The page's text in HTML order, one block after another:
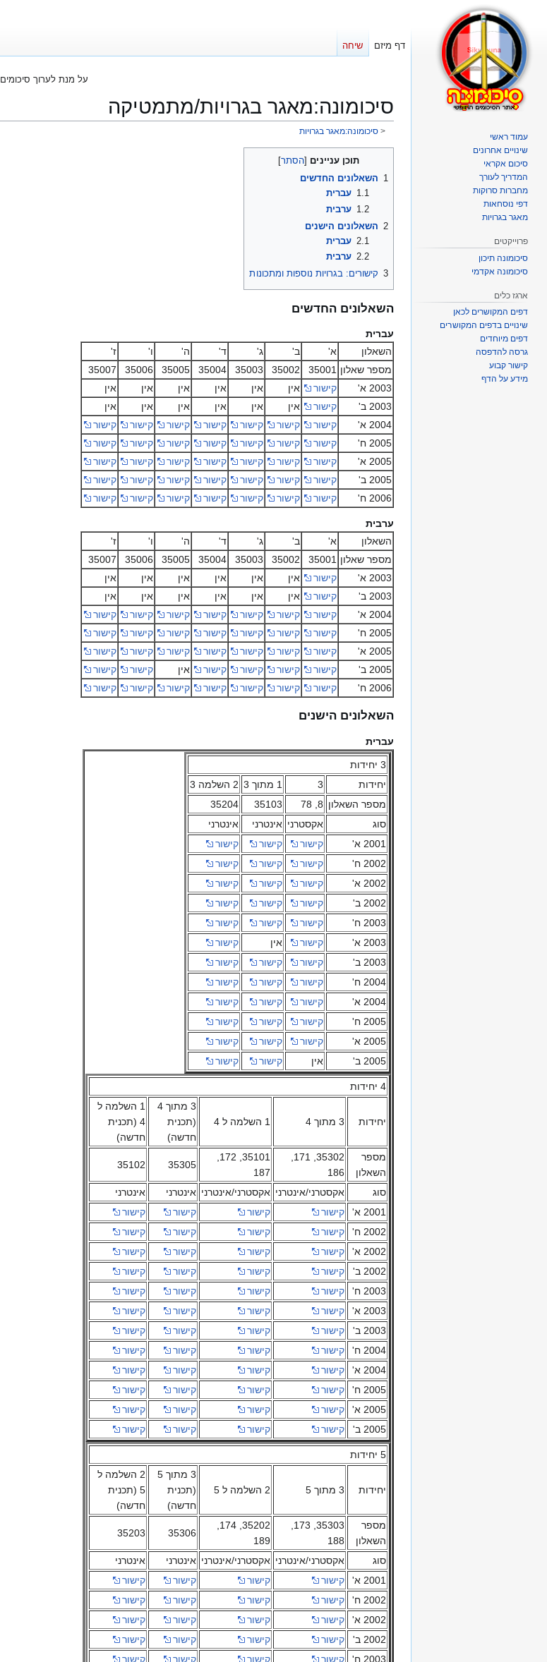
על מנת לערוך סיכומים
סיכומונה:מאגר בגרויות/מתמטיקה
< סיכומונה:מאגר בגרויות
תוכן עניינים
1 השאלונים החדשים
1.1 עברית
1.2 ערבית
2 השאלונים הישנים
2.1 עברית
2.2 ערבית
3 קישורים: בגרויות נוספות ומתכונות
השאלונים החדשים
עברית
השאלון
א' ב' ג' ד' ה' ו'
ז'
מספר שאלון 35001
35002
35003
35004
35005
35006
35007
2003 א'
קישור אין אין אין אין אין
אין
2003 ב'
קישור אין אין אין אין אין
אין
2004 א'
קישור קישור קישור קישור קישור קישור
קישור
2005 ח'
קישור קישור קישור קישור קישור קישור
קישור
2005 א'
קישור קישור קישור קישור קישור קישור
קישור
2005 ב'
קישור קישור קישור קישור קישור קישור
קישור
2006 ח'
קישור קישור קישור קישור קישור קישור קישור
ערבית
השאלון
א' ב' ג' ד' ה' ו'
ז'
מספר שאלון 35001
35002
35003
35004
35005
35006
35007
2003 א'
קישור אין אין אין אין אין
אין
2003 ב'
קישור אין אין אין אין אין
אין
2004 א'
קישור קישור קישור קישור קישור קישור
קישור
2005 ח'
קישור קישור קישור קישור קישור קישור
קישור
2005 א'
קישור קישור קישור קישור קישור קישור
קישור
2005 ב'
קישור קישור קישור קישור אין קישור
קישור
2006 ח'
קישור קישור קישור קישור קישור קישור קישור
השאלונים הישנים
עברית
3 יחידות
יחידות
3 1 מתוך 3
2 השלמה 3
מספר השאלון 8, 78
35103
35204
סוג
אקסטרני אינטרני
אינטרני
2001 א'
קישור קישור
קישור
2002 ח'
קישור קישור
קישור
2002 א'
קישור קישור
קישור
2002 ב'
קישור קישור
קישור
2003 ח'
קישור קישור
קישור
2003 א'
קישור אין
קישור
2003 ב'
קישור קישור
קישור
2004 ח'
קישור קישור
קישור
2004 א'
קישור קישור
קישור
2005 ח'
קישור קישור
קישור
2005 א'
קישור קישור
קישור
2005 ב'
אין קישור קישור
4 יחידות
יחידות 3 מתוך 4 1 השלמה ל 4
3 מתוך 4
(תכנית
חדשה)
1 השלמה ל
4 (תכנית
חדשה)
מספר
השאלון
186
187
35305
35102
סוג אקסטרני/אינטרני אקסטרני/אינטרני אינטרני
אינטרני
2001 א'
קישור קישור קישור
קישור
2002 ח'
קישור קישור קישור
קישור
2002 א'
קישור קישור קישור
קישור
2002 ב'
קישור קישור קישור
קישור
2003 ח'
קישור קישור קישור
קישור
2003 א'
קישור קישור קישור
קישור
2003 ב'
קישור קישור קישור
קישור
2004 ח'
קישור קישור קישור
קישור
2004 א'
קישור קישור קישור
קישור
2005 ח'
קישור קישור קישור
קישור
2005 א'
קישור קישור קישור
קישור
2005 ב'
קישור קישור קישור קישור
5 יחידות
יחידות 3 מתוך 5 2 השלמה ל 5
3 מתוך 5
(תכנית
חדשה)
2 השלמה ל
5 (תכנית
חדשה)
מספר
השאלון
188
189
35306
35203
סוג אקסטרני/אינטרני אקסטרני/אינטרני אינטרני
אינטרני
2001 א'
קישור קישור קישור
קישור
2002 ח'
קישור קישור קישור
קישור
2002 א'
קישור קישור קישור
קישור
2002 ב'
קישור קישור קישור
קישור
2003 ח'
קישור קישור קישור
קישור
דף מיזם שיחה
עמוד ראשי
שינויים אחרונים
סיכום אקראי
המדריך לעורך
מחברות סרוקות
דפי נוסחאות
מאגר בגרויות
פרוייקטים
סיכומונה תיכון
סיכומונה אקדמי
ארגז כלים
דפים המקושרים לכאן
שינויים בדפים המקושרים
דפים מיוחדים
גרסה להדפסה
קישור קבוע
מידע על הדף